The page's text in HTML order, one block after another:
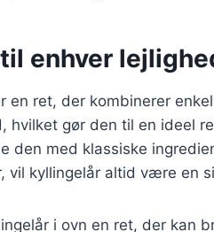
enhver
en ret, der kombinerer
hvilket gør den til en ideel
den med klassiske
vil kyllingelår altid være en
i ovn en ret, der kan